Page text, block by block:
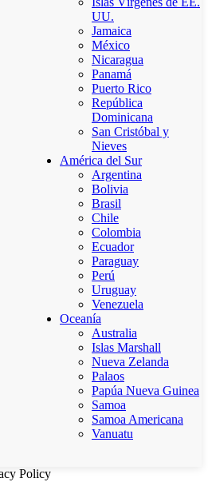
UU.
Jamaica
México
Nicaragua
Panamá
Puerto Rico
República
Dominicana
San Cristóbal y
Nieves
América del Sur
Argentina
Bolivia
Brasil
Chile
Colombia
Ecuador
Paraguay
Perú
Uruguay
Venezuela
Oceanía
Australia
Islas Marshall
Nueva Zelanda
Palaos
Papúa Nueva Guinea
Samoa
Samoa Americana
Vanuatu
Policy